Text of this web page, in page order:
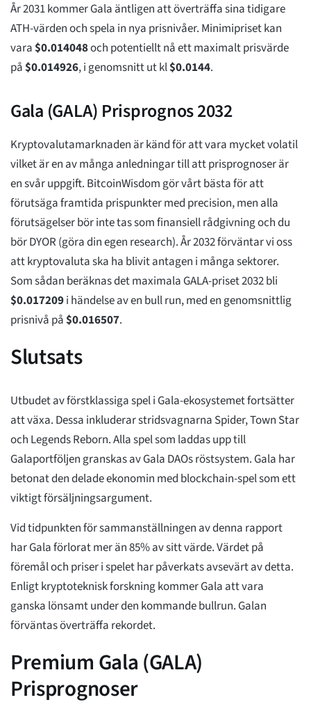
År 2031 kommer Gala äntligen att överträffa sina tidigare
ATH-värden och spela in nya prisnivåer. Minimipriset kan
vara$0.014048och potentiellt nå ett maximalt prisvärde
på$0.014926, i genomsnitt ut kl$0.0144.
Gala (GALA) Prisprognos 2032
Kryptovalutamarknaden är känd för att vara mycket volatil
vilket är en av många anledningar till att prisprognoser är
en svår uppgift. BitcoinWisdom gör vårt bästa för att
förutsäga framtida prispunkter med precision, men alla
förutsägelser bör inte tas som finansiell rådgivning och du
bör DYOR (göra din egen research). År 2032 förväntar vi oss
att kryptovaluta ska ha blivit antagen i många sektorer.
Som sådan beräknas det maximala GALA-priset 2032 bli
$0.017209i händelse av en bull run, med en genomsnittlig
prisnivå på$0.016507.
Slutsats
Utbudet av förstklassiga spel i Gala-ekosystemet fortsätter
att växa. Dessa inkluderar stridsvagnarna Spider, Town Star
och Legends Reborn. Alla spel som laddas upp till
Galaportföljen granskas av Gala DAOs röstsystem. Gala har
betonat den delade ekonomin med blockchain-spel som ett
viktigt försäljningsargument.
Vid tidpunkten för sammanställningen av denna rapport
har Gala förlorat mer än 85% av sitt värde. Värdet på
föremål och priser i spelet har påverkats avsevärt av detta.
Enligt kryptoteknisk forskning kommer Gala att vara
ganska lönsamt under den kommande bullrun. Galan
förväntas överträffa rekordet.
Premium Gala (GALA)
Prisprognoser